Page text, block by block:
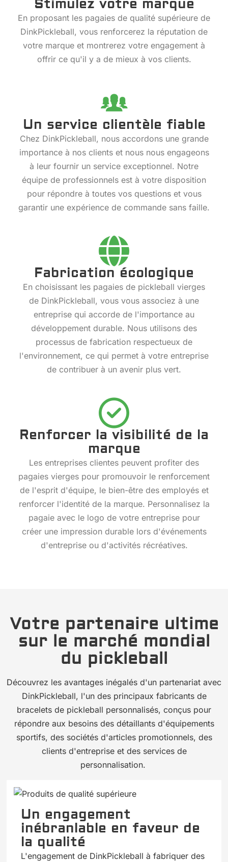
Stimulez votre marque
En proposant les pagaies de qualité supérieure de
DinkPickleball, vous renforcerez la réputation de
votre marque et montrerez votre engagement à
offrir ce qu'il y a de mieux à vos clients.
Un service clientèle fiable
Chez DinkPickleball, nous accordons une grande
importance à nos clients et nous nous engageons
à leur fournir un service exceptionnel. Notre
équipe de professionnels est à votre disposition
pour répondre à toutes vos questions et vous
garantir une expérience de commande sans faille.
Fabrication écologique
En choisissant les pagaies de pickleball vierges
de DinkPickleball, vous vous associez à une
entreprise qui accorde de l'importance au
développement durable. Nous utilisons des
processus de fabrication respectueux de
l'environnement, ce qui permet à votre entreprise
de contribuer à un avenir plus vert.
Renforcer la visibilité de la
marque
Les entreprises clientes peuvent profiter des
pagaies vierges pour promouvoir le renforcement
de l'esprit d'équipe, le bien-être des employés et
renforcer l'identité de la marque. Personnalisez la
pagaie avec le logo de votre entreprise pour
créer une impression durable lors d'événements
d'entreprise ou d'activités récréatives.
Votre partenaire ultime
sur le marché mondial
du pickleball
Découvrez les avantages inégalés d'un partenariat avec
DinkPickleball, l'un des principaux fabricants de
bracelets de pickleball personnalisés, conçus pour
répondre aux besoins des détaillants d'équipements
sportifs, des sociétés d'articles promotionnels, des
clients d'entreprise et des services de
personnalisation.
Un engagement
inébranlable en faveur de
la qualité
L'engagement de DinkPickleball à fabriquer des